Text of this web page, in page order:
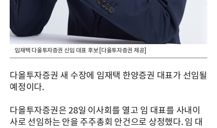
임재택 다올투자증권 신임 대표 후보 [다올투자증권 제공]
다올투자증권 새 수장에 임재택 한양증권 대표가 선임될
예정이다.
다올투자증권은 28일 이사회를 열고 임 대표를 사내이
사로 선임하는 안을 주주총회 안건으로 상정했다. 임 대